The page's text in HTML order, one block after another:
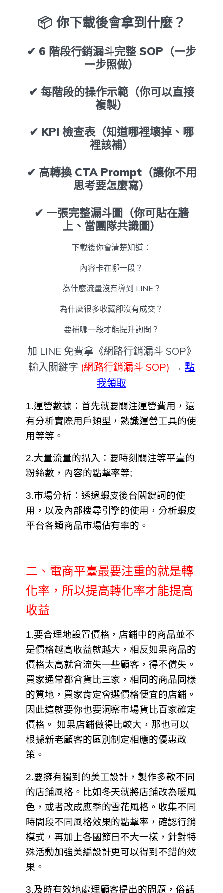
📦 你下載後會拿到什麼？
✔ 6 階段行銷漏斗完整 SOP（一步
一步照做）
✔ 每階段的操作示範（你可以直接
複製）
✔ KPI 檢查表（知道哪裡壞掉、哪
裡該補）
✔ 高轉換 CTA Prompt（讓你不用
思考要怎麼寫）
✔ 一張完整漏斗圖（你可貼在牆
上、當團隊共識圖）
下載後你會清楚知道：
內容卡在哪一段？
為什麼流量沒有導到 LINE？
為什麼很多收藏卻沒有成交？
要補哪一段才能提升詢問？
加 LINE 免費拿《網路行銷漏斗 SOP》
輸入關鍵字 (網路行銷漏斗 SOP) → 點
我領取
1.運營數據：首先就要關注運營費用，還
有分析實際用戶類型，熟識運營工具的使
用等等。
2.大量流量的攝入：要時刻關注等平臺的
粉絲數，內容的點擊率等;
3.市場分析：透過蝦皮後台關鍵詞的使
用，以及內部搜尋引擎的使用，分析蝦皮
平台各類商品市場佔有率的。
二、電商平臺最要注重的就是轉
化率，所以提高轉化率才能提高
收益
1.要合理地設置價格，店鋪中的商品並不
是價格越高收益就越大，相反如果商品的
價格太高就會流失一些顧客，得不償失。
買家通常都會貨比三家，相同的商品同樣
的質地，買家肯定會選價格便宜的店鋪。
因此這就要你也要洞察市場貨比百家確定
價格。 如果店鋪做得比較大，那也可以
根據新老顧客的區別制定相應的優惠政
策 。
2.要擁有獨到的美工設計，製作多款不同
的店鋪風格。比如冬天就將店鋪改為暖風
色，或者改成應季的雪花風格。收集不同
時間段不同風格效果的點擊率，確認行銷
模式，再加上各國節日不大一樣，針對特
殊活動加強美編設計更可以得到不錯的效
果。
3.及時有效地處理顧客提出的問題，俗話